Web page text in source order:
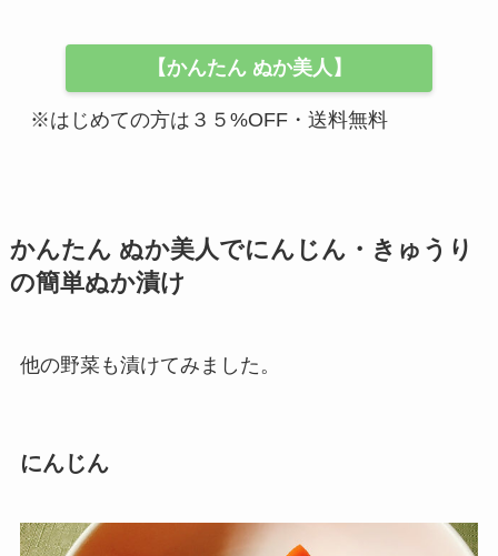
【かんたん ぬか美人】
※はじめての方は３５%OFF・送料無料
かんたん ぬか美人でにんじん・きゅうり
の簡単ぬか漬け
他の野菜も漬けてみました。
にんじん